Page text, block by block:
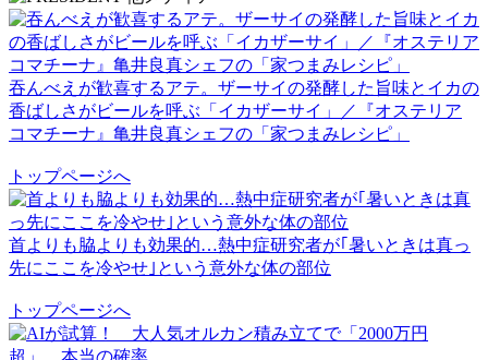
吞んべえが歓喜するアテ。ザーサイの発酵した旨味とイカの
香ばしさがビールを呼ぶ「イカザーサイ」／『オステリア
コマチーナ』⻲井良真シェフの「家つまみレシピ」
トップページへ
首よりも脇よりも効果的…熱中症研究者が｢暑いときは真っ
先にここを冷やせ｣という意外な体の部位
トップページへ